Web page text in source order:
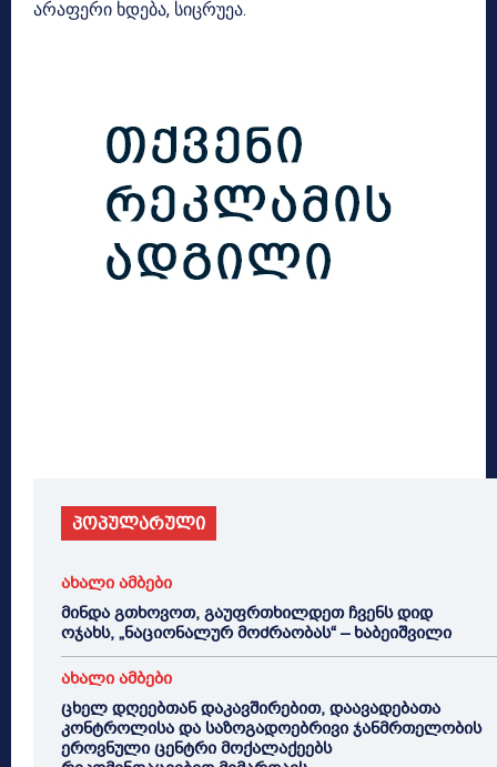
არაფერი ხდება, სიცრუეა.
პოპულარული
ახალი ამბები
მინდა გთხოვოთ, გაუფრთხილდეთ ჩვენს დიდ
ოჯახს, „ნაციონალურ მოძრაობას“ – ხაბეიშვილი
ახალი ამბები
ცხელ დღეებთან დაკავშირებით, დაავადებათა
კონტროლისა და საზოგადოებრივი ჯანმრთელობის
ეროვნული ცენტრი მოქალაქეებს